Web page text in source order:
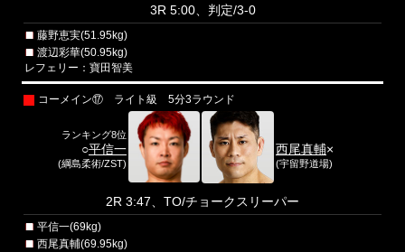
3R 5:00、判定/3-0
藤野恵実(51.95kg)
渡辺彩華(50.95kg)
レフェリー：寶田智美
コーメイン⑰ ライト級 5分3ラウンド
ランキング8位
○平信一
(綱島柔術/ZST)
西尾真輔×
(宇留野道場)
2R 3:47、TO/チョークスリーパー
平信一(69kg)
西尾真輔(69.95kg)